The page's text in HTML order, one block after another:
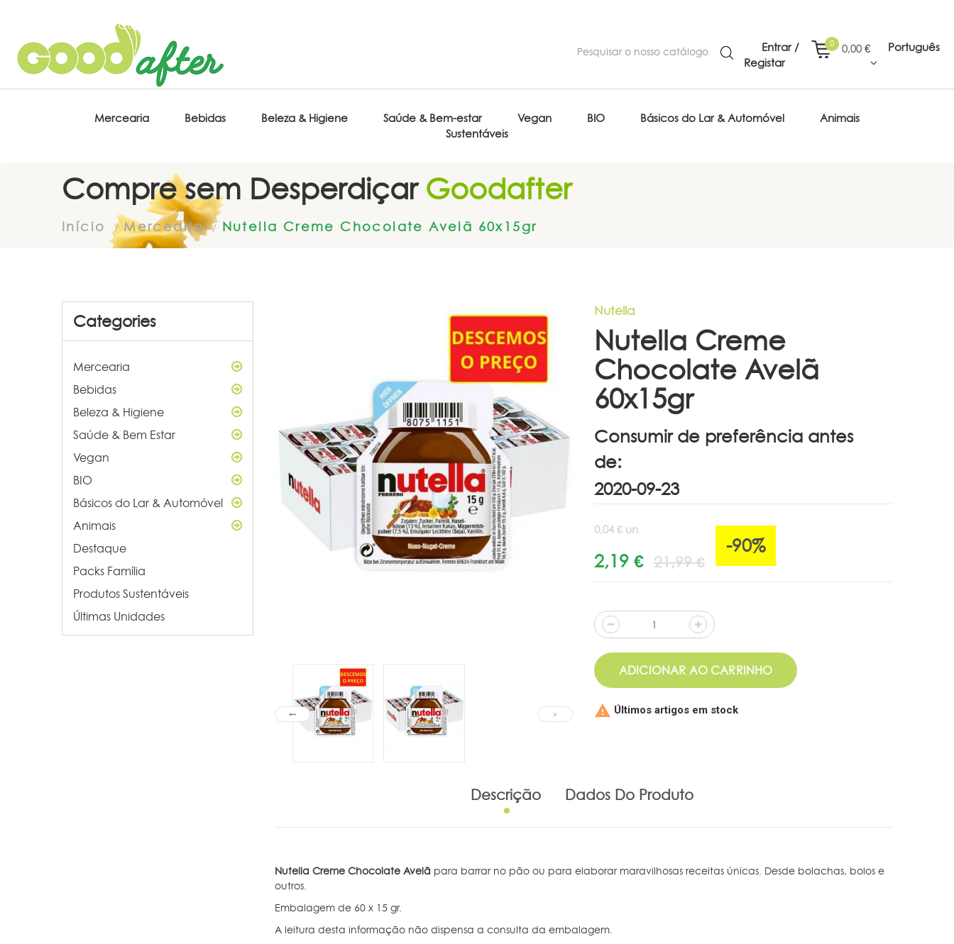
Entrar /
Registar
0,00 €
0 Português
Mercearia Bebidas Beleza & Higiene Saúde & Bem-estar Vegan BIO Básicos do Lar & Automóvel
Animais
Sustentáveis
Compre sem DesperdiçarGoodafter
Início Mercearia Nutella Creme Chocolate Avelã 60x15gr
Categories
Mercearia
Bebidas
Beleza & Higiene
Saúde & Bem Estar
Vegan
BIO
Básicos do Lar & Automóvel
Animais
Destaque
Packs Família
Produtos Sustentáveis
Últimas Unidades
Nutella
Nutella Creme
Chocolate Avelã
60x15gr
Consumir de preferência antes
de:
0,04 € un
2,19 € 21,99 €
-90%
ADICIONAR AO CARRINHO
 Últimos artigos em stock
Descrição Dados Do Produto
Nutella Creme Chocolate Avelã para barrar no pão ou para elaborar maravilhosas receitas únicas. Desde bolachas, bolos e
outros.
Embalagem de 60 x 15 gr.
A leitura desta informação não dispensa a consulta da embalagem.